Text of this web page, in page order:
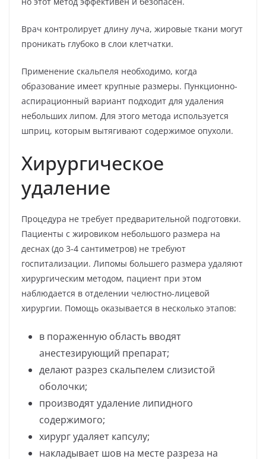
Врач контролирует длину луча, жировые ткани могут
проникать глубоко в слои клетчатки.
Применение скальпеля необходимо, когда
образование имеет крупные размеры. Пункционно-
аспирационный вариант подходит для удаления
небольших липом. Для этого метода используется
шприц, которым вытягивают содержимое опухоли.
Хирургическое
удаление
Процедура не требует предварительной подготовки.
Пациенты с жировиком небольшого размера на
деснах (до 3-4 сантиметров) не требуют
госпитализации. Липомы большего размера удаляют
хирургическим методом, пациент при этом
наблюдается в отделении челюстно-лицевой
хирургии. Помощь оказывается в несколько этапов:
в пораженную область вводят
анестезирующий препарат;
делают разрез скальпелем слизистой
оболочки;
производят удаление липидного
содержимого;
хирург удаляет капсулу;
накладывает шов на месте разреза на